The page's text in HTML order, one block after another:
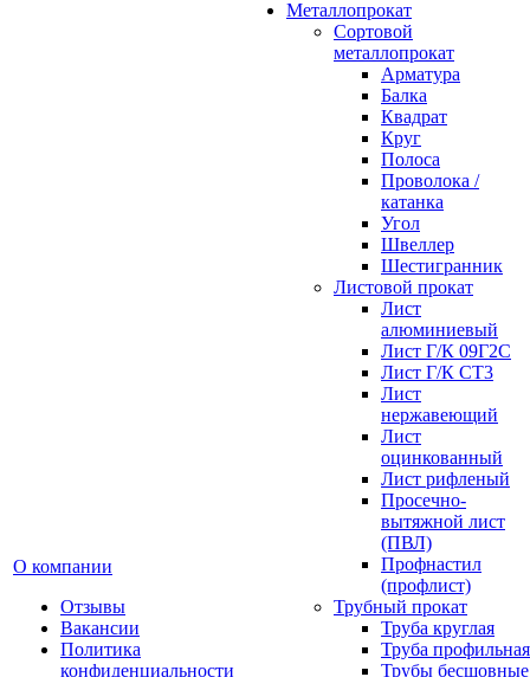
О компании
Отзывы
Вакансии
Политика
конфиденциальности
Металлопрокат
Сортовой
металлопрокат
Арматура
Балка
Квадрат
Круг
Полоса
Проволока /
катанка
Угол
Швеллер
Шестигранник
Листовой прокат
Лист
алюминиевый
Лист Г/К 09Г2С
Лист Г/К СТ3
Лист
нержавеющий
Лист
оцинкованный
Лист рифленый
Просечно-
вытяжной лист
(ПВЛ)
Профнастил
(профлист)
Трубный прокат
Труба круглая
Труба профильная
Трубы бесшовные